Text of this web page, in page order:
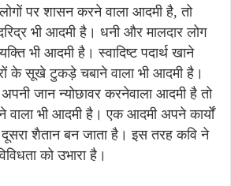
पर शासन करने वाला आदमी है, तो
भी आदमी है। धनी और मालदार लोग
भी आदमी है। स्वादिष्ट पदार्थ खाने
के सूखे टुकड़े चबाने वाला भी आदमी है।
जान न्योछावर करनेवाला आदमी है तो
वाला भी आदमी है। एक आदमी अपने कार्यों
दूसरा शैतान बन जाता है। इस तरह कवि ने
को उभारा है।